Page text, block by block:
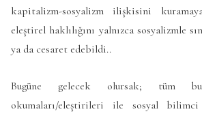
kapitalizm-sosyalizm ilişkisini
eleştirel haklılığını yalnızca sosyalizmle
ya da cesaret edebildi..
Bugüne gelecek olursak; tüm
okumaları/eleştirileri ile sosyal bilimci